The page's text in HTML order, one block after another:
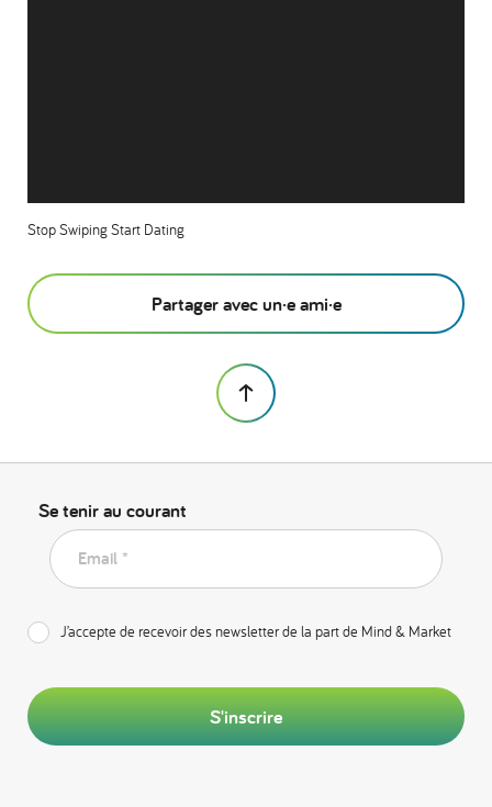
Stop Swiping Start Dating
Partager avec un·e ami·e
Se tenir au courant
Email *
J’accepte de recevoir des newsletter de la part de Mind & Market
S'inscrire